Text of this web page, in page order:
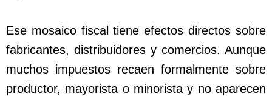
Ese mosaico fiscal tiene efectos directos sobre
fabricantes, distribuidores y comercios. Aunque
muchos impuestos recaen formalmente sobre
productor, mayorista o minorista y no aparecen